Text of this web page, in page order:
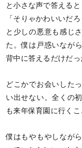
と小さな声で答えると
「そりゃかわいいだ
と少しの悪意も感じ
た。僕は戸惑いなが
背中に答えるだけだっ
どこかでお会いした
い出せない。全くの
も来年保育園に行く
僕はもやもやしなが